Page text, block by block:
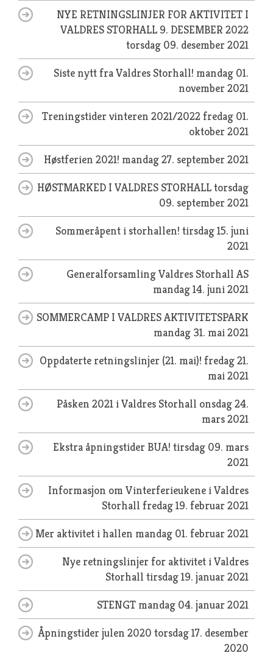
NYE RETNINGSLINJER FOR AKTIVITET I
VALDRES STORHALL 9. DESEMBER 2022
torsdag 09. desember 2021
Siste nytt fra Valdres Storhall! mandag 01.
november 2021
Treningstider vinteren 2021/2022fredag 01.
oktober 2021
Høstferien 2021! mandag 27. september 2021
HØSTMARKED I VALDRES STORHALLtorsdag
09. september 2021
Sommeråpent i storhallen! tirsdag 15. juni
2021
Generalforsamling Valdres Storhall AS
mandag 14. juni 2021
SOMMERCAMP I VALDRES AKTIVITETSPARK
mandag 31. mai 2021
Oppdaterte retningslinjer (21. mai)! fredag 21.
mai 2021
Påsken 2021 i Valdres Storhall onsdag 24.
mars 2021
Ekstra åpningstider BUA! tirsdag 09. mars
2021
Informasjon om Vinterferieukene i Valdres
Storhall fredag 19. februar 2021
Mer aktivitet i hallen mandag 01. februar 2021
Nye retningslinjer for aktivitet i Valdres
Storhall tirsdag 19. januar 2021
STENGT mandag 04. januar 2021
Åpningstider julen 2020 torsdag 17. desember
2020